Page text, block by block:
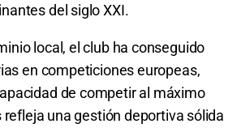
S/ 10,30 S/ 0,30
de 1.5
del siglo XXI.
local, el club ha conseguido
en competiciones europeas,
de competir al máximo
refleja una gestión deportiva sólida